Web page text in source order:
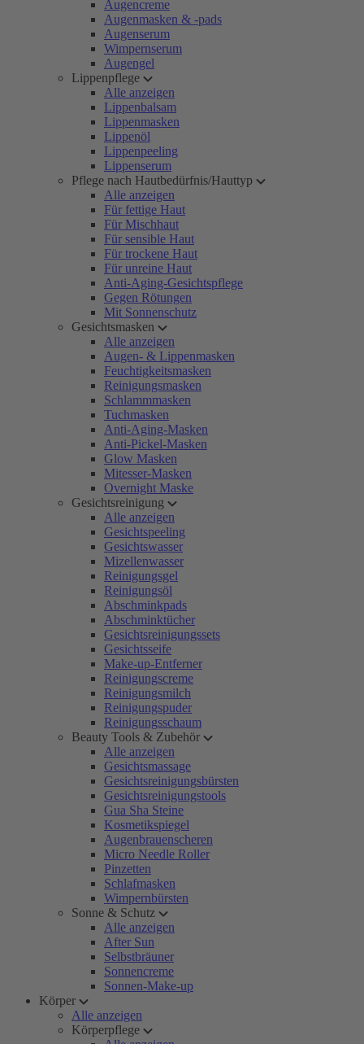
Augencreme
Augenmasken & -pads
Augenserum
Wimpernserum
Augengel
Lippenpflege
Alle anzeigen
Lippenbalsam
Lippenmasken
Lippenöl
Lippenpeeling
Lippenserum
Pflege nach Hautbedürfnis/Hauttyp
Alle anzeigen
Für fettige Haut
Für Mischhaut
Für sensible Haut
Für trockene Haut
Für unreine Haut
Anti-Aging-Gesichtspflege
Gegen Rötungen
Mit Sonnenschutz
Gesichtsmasken
Alle anzeigen
Augen- & Lippenmasken
Feuchtigkeitsmasken
Reinigungsmasken
Schlammmasken
Tuchmasken
Anti-Aging-Masken
Anti-Pickel-Masken
Glow Masken
Mitesser-Masken
Overnight Maske
Gesichtsreinigung
Alle anzeigen
Gesichtspeeling
Gesichtswasser
Mizellenwasser
Reinigungsgel
Reinigungsöl
Abschminkpads
Abschminktücher
Gesichtsreinigungssets
Gesichtsseife
Make-up-Entferner
Reinigungscreme
Reinigungsmilch
Reinigungspuder
Reinigungsschaum
Beauty Tools & Zubehör
Alle anzeigen
Gesichtsmassage
Gesichtsreinigungsbürsten
Gesichtsreinigungstools
Gua Sha Steine
Kosmetikspiegel
Augenbrauenscheren
Micro Needle Roller
Pinzetten
Schlafmasken
Wimpernbürsten
Sonne & Schutz
Alle anzeigen
After Sun
Selbstbräuner
Sonnencreme
Sonnen-Make-up
Körper
Alle anzeigen
Körperpflege